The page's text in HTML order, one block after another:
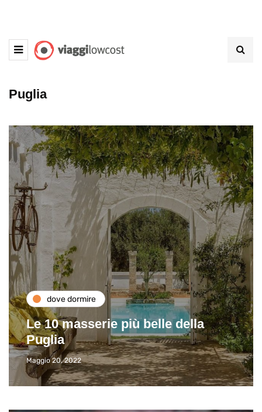
Puglia
dove dormire
Le 10 masserie più belle della
Puglia
Maggio 20, 2022